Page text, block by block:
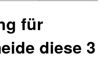
für
diese 3